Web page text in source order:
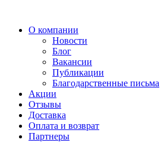
О компании
Новости
Блог
Вакансии
Публикации
Благодарственные письма
Акции
Отзывы
Доставка
Оплата и возврат
Партнеры